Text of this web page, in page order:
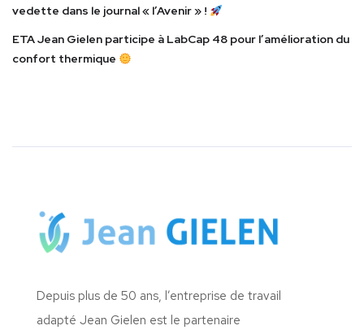
vedette dans le journal « l’Avenir » !
ETA Jean Gielen participe à LabCap 48 pour l’amélioration du
confort thermique
Depuis plus de 50 ans, l’entreprise de travail
adapté Jean Gielen est le partenaire